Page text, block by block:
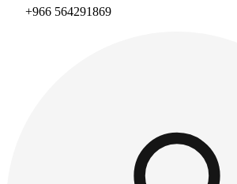
+966 564291869